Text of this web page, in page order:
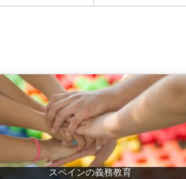
スペインの義務教育